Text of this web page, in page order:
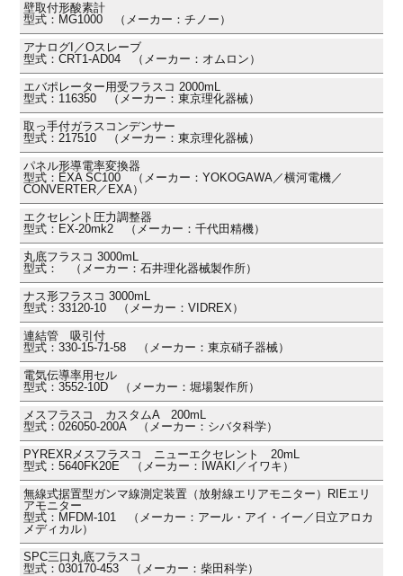
壁取付形酸素計
型式：MG1000 （メーカー：チノー）
アナログI／Oスレーブ
型式：CRT1-AD04 （メーカー：オムロン）
エバポレーター用受フラスコ 2000mL
型式：116350 （メーカー：東京理化器械）
取っ手付ガラスコンデンサー
型式：217510 （メーカー：東京理化器械）
パネル形導電率変換器
型式：EXA SC100 （メーカー：YOKOGAWA／横河電機／
CONVERTER／EXA）
エクセレント圧力調整器
型式：EX-20mk2 （メーカー：千代田精機）
丸底フラスコ 3000mL
型式： （メーカー：石井理化器械製作所）
ナス形フラスコ 3000mL
型式：33120-10 （メーカー：VIDREX）
連結管 吸引付
型式：330-15-71-58 （メーカー：東京硝子器械）
電気伝導率用セル
型式：3552-10D （メーカー：堀場製作所）
メスフラスコ カスタムA 200mL
型式：026050-200A （メーカー：シバタ科学）
PYREXRメスフラスコ ニューエクセレント 20mL
型式：5640FK20E （メーカー：IWAKI／イワキ）
無線式据置型ガンマ線測定装置（放射線エリアモニター）RIEエリ
アモニター
型式：MFDM-101 （メーカー：アール・アイ・イー／日立アロカ
メディカル）
SPC三口丸底フラスコ
型式：030170-453 （メーカー：柴田科学）